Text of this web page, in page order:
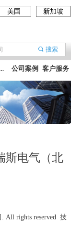
끠 搜索
载资料 公司案例 客户服务
美国 新加坡
电气（北
. All rights reserved 技